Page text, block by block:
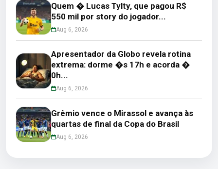
Quem � Lucas Tylty, que pagou R$
550 mil por story do jogador...
Aug 6, 2026
Apresentador da Globo revela rotina
extrema: dorme �s 17h e acorda �
0h...
Aug 6, 2026
Grêmio vence o Mirassol e avança às
quartas de final da Copa do Brasil
Aug 6, 2026